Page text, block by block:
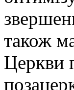
також
Церкви